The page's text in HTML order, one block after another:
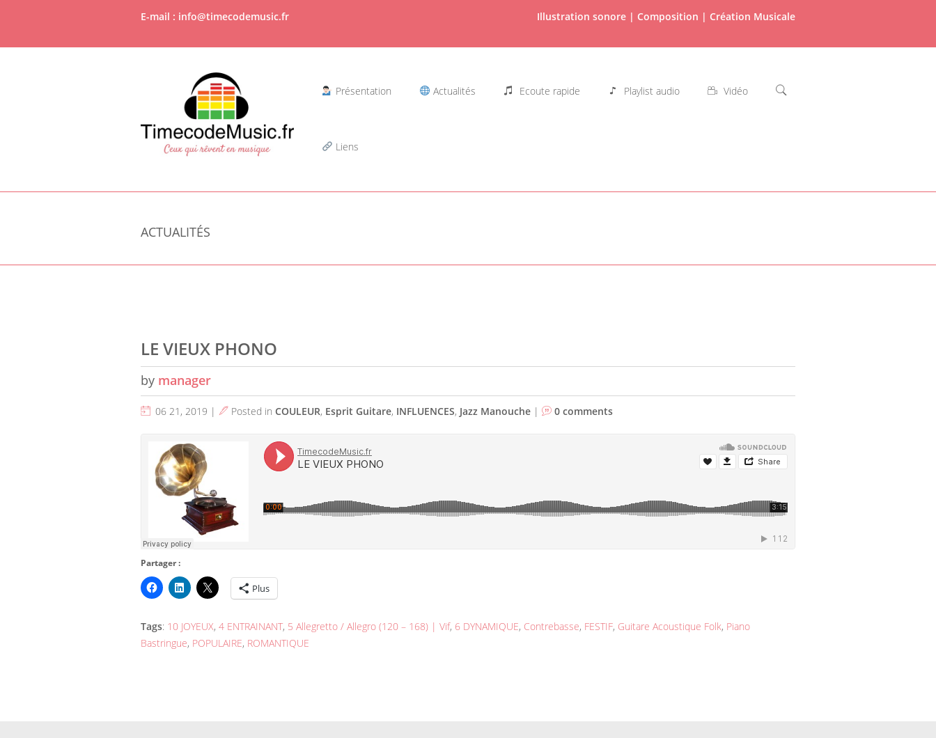
E-mail : info@timecodemusic.fr Illustration sonore | Composition | Création Musicale
Présentation Actualités Ecoute rapide Playlist audio Vidéo
Liens
ACTUALITÉS
LE VIEUX PHONO
by manager
06 21, 2019 | Posted in COULEUR, Esprit Guitare, INFLUENCES, Jazz Manouche | 0 comments
Partager :
Plus
Tags: 10 JOYEUX, 4 ENTRAINANT, 5 Allegretto / Allegro (120 – 168) | Vif, 6 DYNAMIQUE, Contrebasse, FESTIF, Guitare Acoustique Folk, Piano
Bastringue, POPULAIRE, ROMANTIQUE